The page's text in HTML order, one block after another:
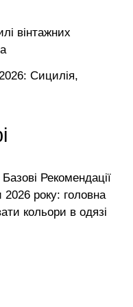
вінтажних
Сицилія,
Рекомендації
2026 року: головна
кольори в одязі